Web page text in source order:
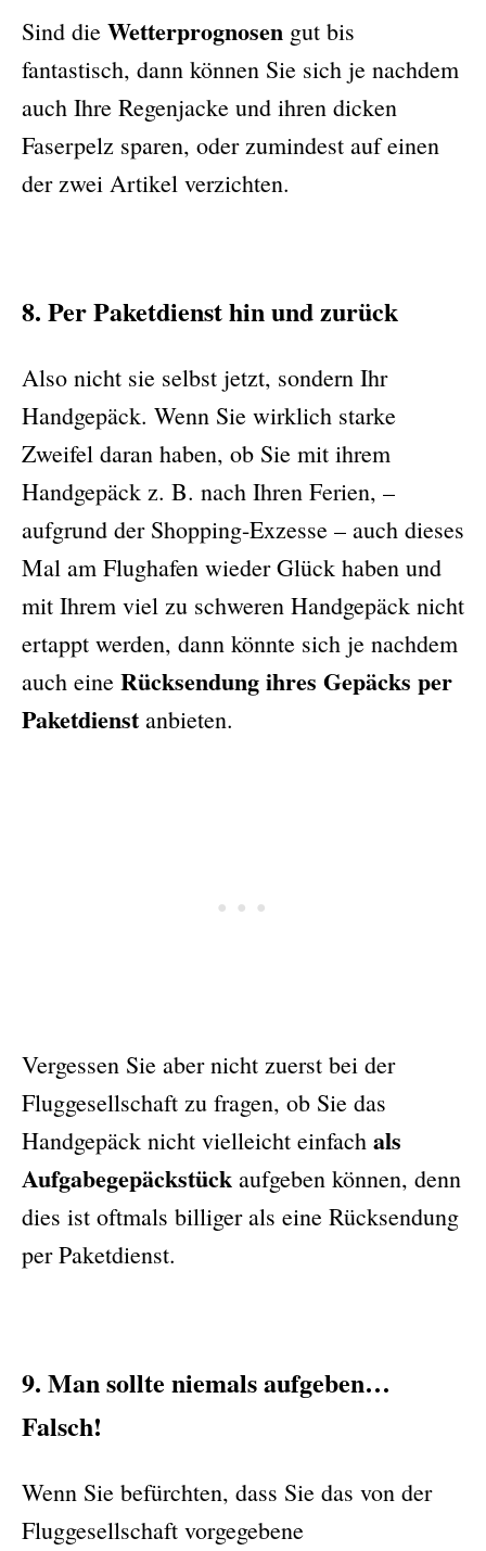
Sind die Wetterprognosen gut bis
fantastisch, dann können Sie sich je nachdem
auch Ihre Regenjacke und ihren dicken
Faserpelz sparen, oder zumindest auf einen
der zwei Artikel verzichten.
8. Per Paketdienst hin und zurück
Also nicht sie selbst jetzt, sondern Ihr
Handgepäck. Wenn Sie wirklich starke
Zweifel daran haben, ob Sie mit ihrem
Handgepäck z. B. nach Ihren Ferien, –
aufgrund der Shopping-Exzesse – auch dieses
Mal am Flughafen wieder Glück haben und
mit Ihrem viel zu schweren Handgepäck nicht
ertappt werden, dann könnte sich je nachdem
auch eine Rücksendung ihres Gepäcks per
Paketdienst anbieten.
Vergessen Sie aber nicht zuerst bei der
Fluggesellschaft zu fragen, ob Sie das
Handgepäck nicht vielleicht einfach als
Aufgabegepäckstück aufgeben können, denn
dies ist oftmals billiger als eine Rücksendung
per Paketdienst.
9. Man sollte niemals aufgeben…
Falsch!
Wenn Sie befürchten, dass Sie das von der
Fluggesellschaft vorgegebene